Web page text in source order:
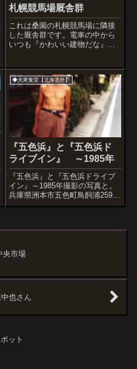
札幌競馬場厩舎群
これは桑園の札幌競馬場に隣接
した厩舎群です。電車の中から
いつも『かわいい建物だな』と
りは暗いですが、線路沿いの建
物を撮れて嬉しかったです。
2016年2月14日朝6:282015.2.2...
◆大衆食堂【北海道外】
『五色浜』と『五色浜ド
ライブイン』 ～1985年
『五色浜』と『五色浜ドライブ
イン』～1985年撮影の写真と。
兵庫県洲本市五色町鳥飼浦2599-
394淡路島はぼくの人生で非常に
したとき、スタートの種子島→
京...
央市場
也さん
ット